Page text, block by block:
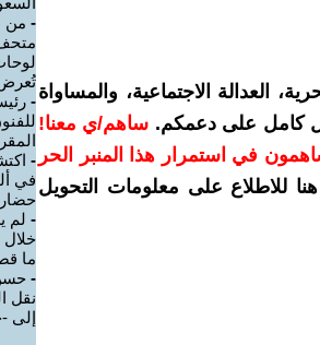
العدالة الاجتماعية، والمساواة
كامل على دعمكم. ساهم/ي معنا!
تساهمون في استمرار هذا المنبر الحر
هنا للاطلاع على معلومات التحويل
- من
-
-
في
- لم
ما
-
نقل
إلى